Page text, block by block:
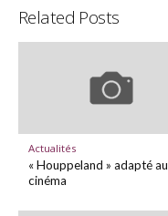
Related Posts
Actualités
« Houppeland » adapté au
cinéma